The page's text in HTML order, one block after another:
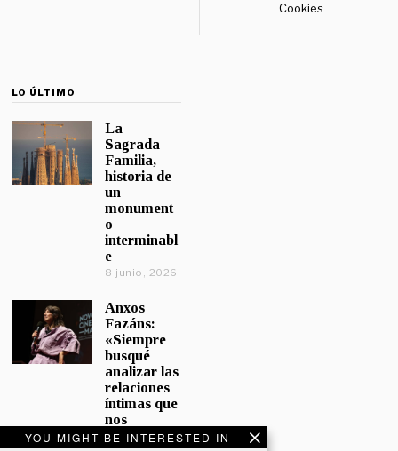
YOU MIGHT BE INTERESTED IN
Cookies
LO ÚLTIMO
La
Sagrada
Familia,
historia de
un
monument
o
interminabl
e
8 junio, 2026
Anxos
Fazáns:
«Siempre
busqué
analizar las
relaciones
íntimas que
nos
afectan»